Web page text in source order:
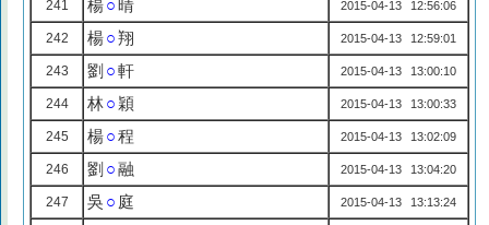
241 楊○ 晴 2015-04-13 12:56:06
242 楊○翔 2015-04-13 12:59:01
243 劉 ○軒 2015-04-13 13:00:10
244 林○ 穎 2015-04-13 13:00:33
245 楊○程 2015-04-13 13:02:09
246 劉 ○融 2015-04-13 13:04:20
247 吳 ○ 庭 2015-04-13 13:13:24